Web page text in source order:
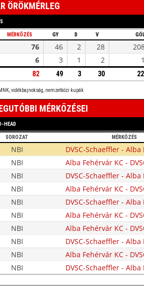
ÖRÖKMÉRLEG
MÉRKŐZÉS GY D V
76 46 2 28
6 3 1 2
82 49 3 30
vidékbajnokság, nemzetközi kupák
MÉRKŐZÉSEI
HEAD
SOROZAT MÉRKŐZÉS
NBI DVSC-Schaeffler - Alba
NBI Alba Fehérvár KC -
NBI DVSC-Schaeffler - Alba
NBI Alba Fehérvár KC -
NBI DVSC-Schaeffler - Alba
NBI Alba Fehérvár KC -
NBI Alba Fehérvár KC -
NBI DVSC-Schaeffler - Alba
NBI Alba Fehérvár KC -
NBI DVSC-Schaeffler - Alba